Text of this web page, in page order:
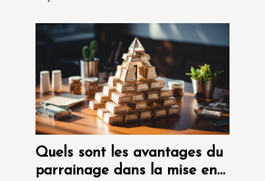
Quels sont les avantages du
parrainage dans la mise en